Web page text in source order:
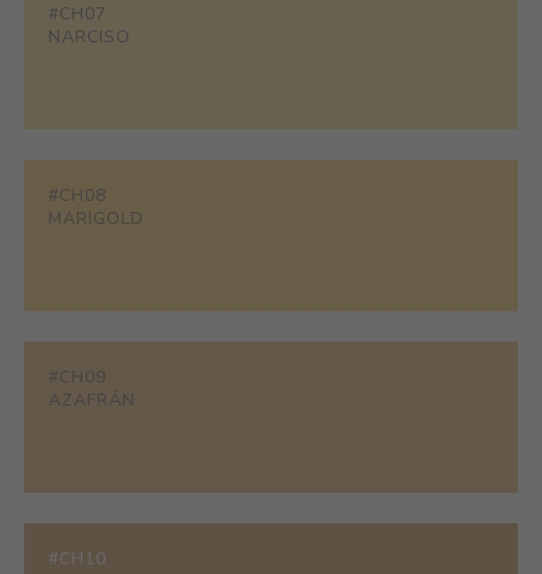
#CH07
NARCISO
#CH08
MARIGOLD
#CH09
AZAFRÁN
#CH10